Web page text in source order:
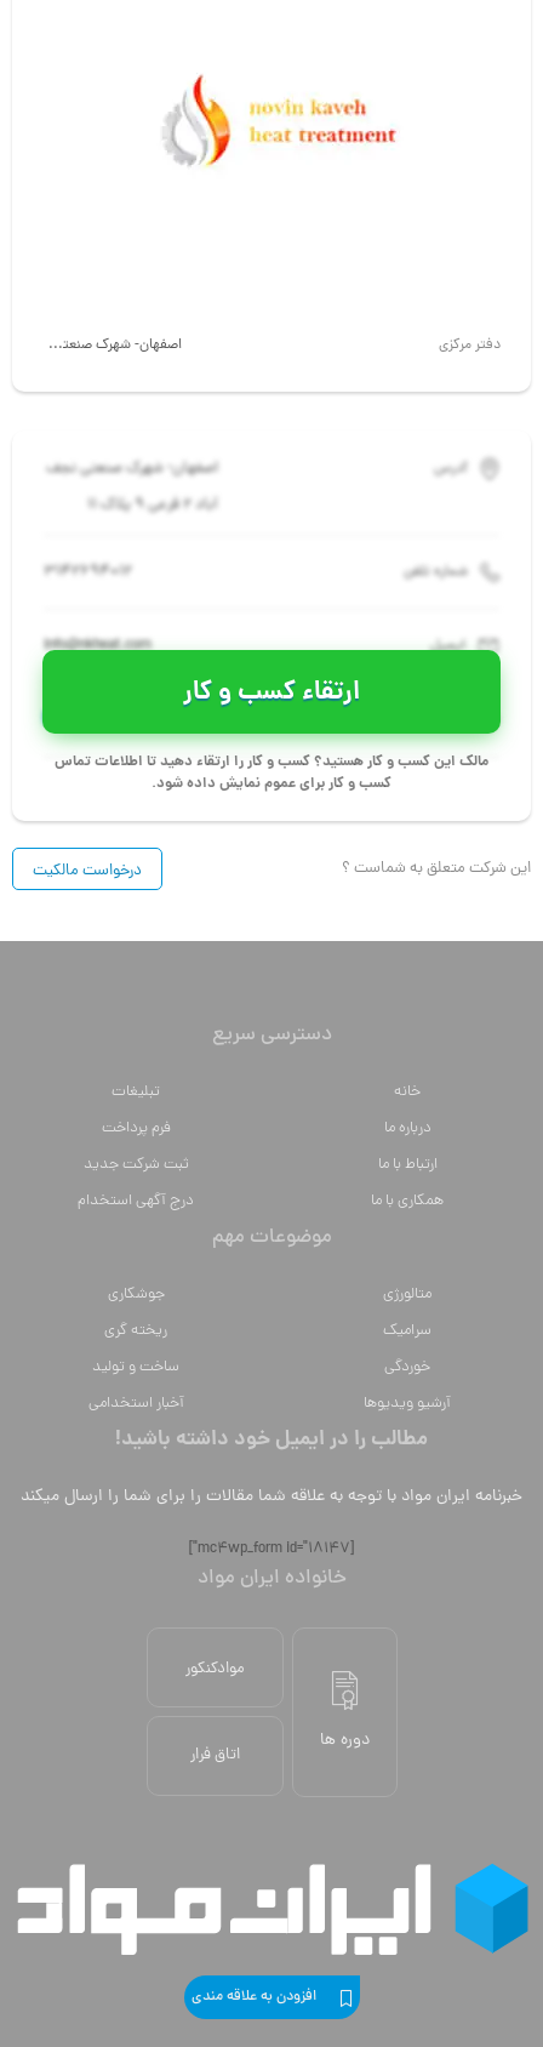
دفتر مرکزی اصفهان- شهرک صنعتی نجف آباد 2 فرعی 9 پلاک 11
آدرس
اصفهان- شهرک صنعتی نجف
آباد 2 فرعی 9 پلاک 11
شماره تلفن 3142694012
ایمیل info@nkheat.com
ارتقاء کسب و کار
مالک این کسب و کار هستید؟ کسب و کار را ارتقاء دهید تا اطلاعات تماس
کسب و کار برای عموم نمایش داده شود.
این شرکت متعلق به شماست ؟ درخواست مالکیت
دسترسی سریع
خانه
تبلیغات
درباره ما
فرم پرداخت
ارتباط با ما
ثبت شرکت جدید
همکاری با ما
درج آگهی استخدام
موضوعات مهم
متالورژي
جوشکاری
سراميك
ریخته گری
خوردگی
ساخت و تولید
آرشیو ویدیوها
آخبار استخدامی
مطالب را در ایمیل خود داشته باشید!
خبرنامه ایران مواد با توجه به علاقه شما مقالات را برای شما را ارسال میکند
[mc4wp_form id="18147"]
خانواده ایران مواد
دوره ها
موادکنکور
اتاق فرار
افزودن به علاقه مندی